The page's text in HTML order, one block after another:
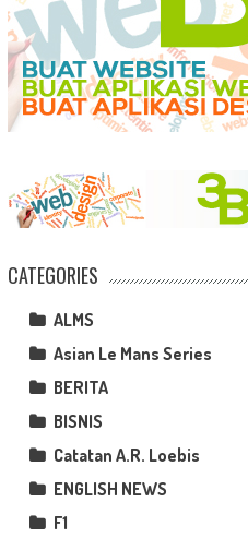
CATEGORIES
ALMS
Asian Le Mans Series
BERITA
BISNIS
Catatan A.R. Loebis
ENGLISH NEWS
F1